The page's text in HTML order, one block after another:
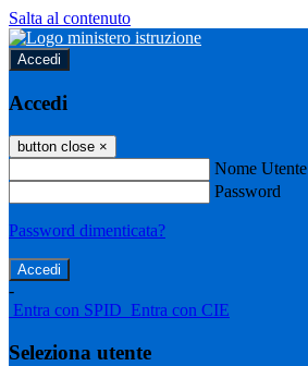
Salta al contenuto
Accedi
Accedi
button close ×
Nome Utente
Password
Password dimenticata?
-
Entra con SPID Entra con CIE
Seleziona utente